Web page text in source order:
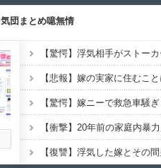
気団まとめ噫無情